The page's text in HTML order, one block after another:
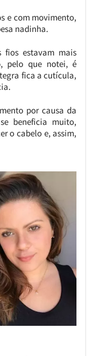
e com movimento,
nadinha.
estavam mais
pelo que notei, é
fica a cutícula,
por causa da
beneficia muito,
o cabelo e, assim,